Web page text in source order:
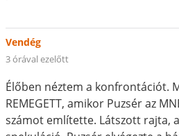
Vendég
3 órával ezelőtt
Élőben néztem a konfrontációt.
REMEGETT, amikor Puzsér az
számot említette. Látszott rajta,